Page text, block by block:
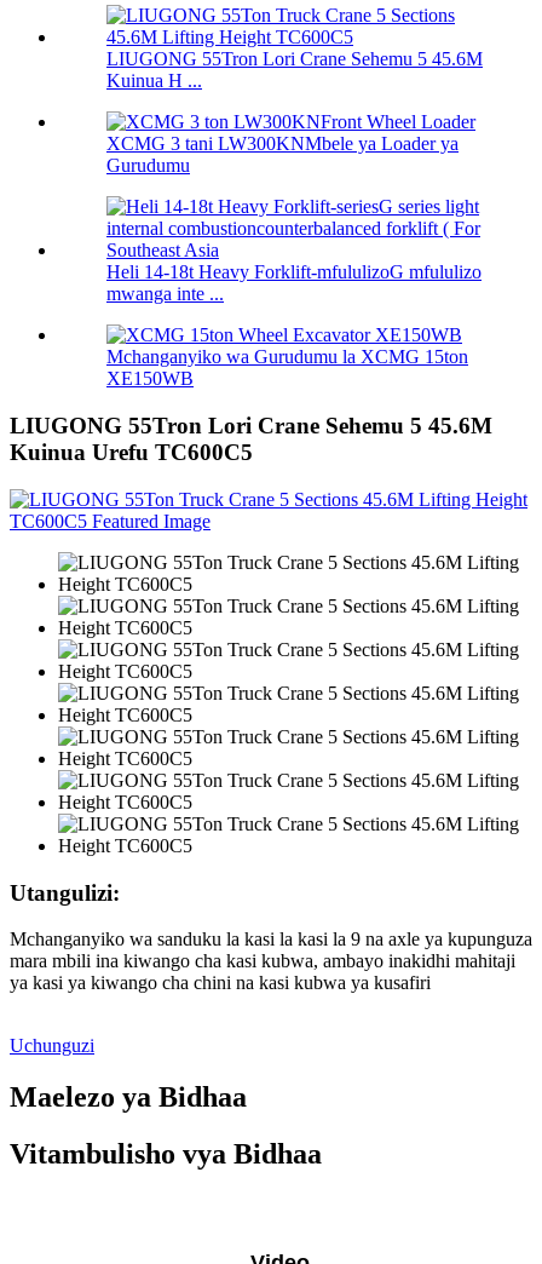
LIUGONG 55Tron Lori Crane Sehemu 5 45.6M
Kuinua H ...
XCMG 3 tani LW300KNMbele ya Loader ya
Gurudumu
Heli 14-18t Heavy Forklift-mfululizoG mfululizo
mwanga inte ...
Mchanganyiko wa Gurudumu la XCMG 15ton
XE150WB
LIUGONG 55Tron Lori Crane Sehemu 5 45.6M
Kuinua Urefu TC600C5
Utangulizi:
Mchanganyiko wa sanduku la kasi la kasi la 9 na axle ya kupunguza
mara mbili ina kiwango cha kasi kubwa, ambayo inakidhi mahitaji
ya kasi ya kiwango cha chini na kasi kubwa ya kusafiri
Uchunguzi
Maelezo ya Bidhaa
Vitambulisho vya Bidhaa